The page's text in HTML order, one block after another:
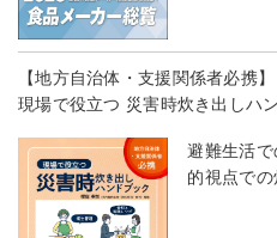
【地方自治体・支援関係者必携】
現場で役立つ 災害時炊き出しハ
避難生活
的視点で